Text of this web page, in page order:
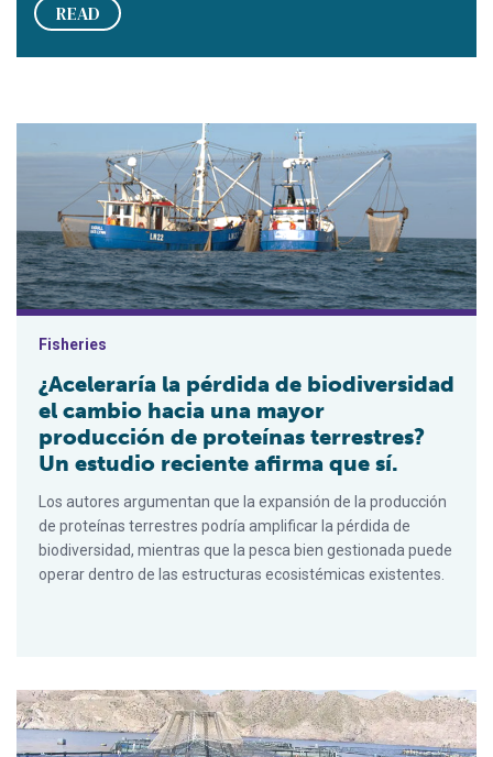
READ
¿Aceleraría la pérdida de biodiversidad el cambio hacia una
Fisheries
¿Aceleraría la pérdida de biodiversidad
el cambio hacia una mayor
producción de proteínas terrestres?
Un estudio reciente afirma que sí.
Los autores argumentan que la expansión de la producción
de proteínas terrestres podría amplificar la pérdida de
biodiversidad, mientras que la pesca bien gestionada puede
operar dentro de las estructuras ecosistémicas existentes.
¿Pueden los modelos proxy basados en SIG estimar la